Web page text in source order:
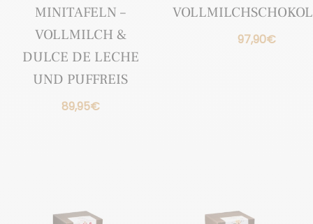
MINITAFELN –
VOLLMILCH &
DULCE DE LECHE
UND PUFFREIS
89,95€
97,90€